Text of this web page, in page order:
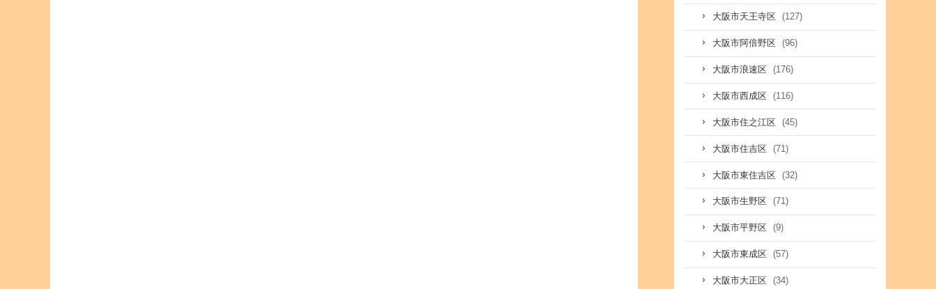
大阪市天王寺区 (127)
大阪市阿倍野区 (96)
大阪市浪速区 (176)
大阪市西成区 (116)
大阪市住之江区 (45)
大阪市住吉区 (71)
大阪市東住吉区 (32)
大阪市生野区 (71)
大阪市平野区 (9)
大阪市東成区 (57)
大阪市大正区 (34)